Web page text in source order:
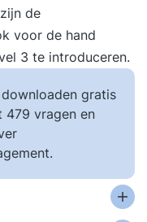
de
voor de hand
3 te introduceren.
gratis
479 vragen en